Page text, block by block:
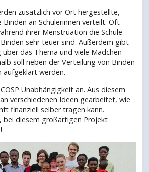
zusätzlich vor Ort hergestellte,
an Schülerinnen verteilt. Oft
ihrer Menstruation die Schule
sehr teuer sind. Außerdem gibt
über das Thema und viele Mädchen
soll neben der Verteilung von Binden
aufgeklärt werden.
Unabhängigkeit an. Aus diesem
verschiedenen Ideen gearbeitet, wie
finanziell selber tragen kann.
bei diesem großartigen Projekt